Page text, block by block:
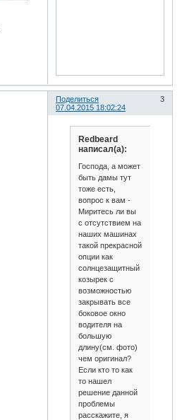
Поделиться
3
07.04.2015 18:02:24
Redbeard
написал(а):
Господа, а может
быть дамы тут
тоже есть,
вопрос к вам -
Миритесь ли вы
с отсутствием на
наших машинах
такой прекрасной
опции как
солнцезащитный
козырек с
возможностью
закрывать все
боковое окно
водителя на
большую
длину(см. фото)
чем оригинал?
Если кто то как
то нашел
решение данной
проблемы
расскажите, я